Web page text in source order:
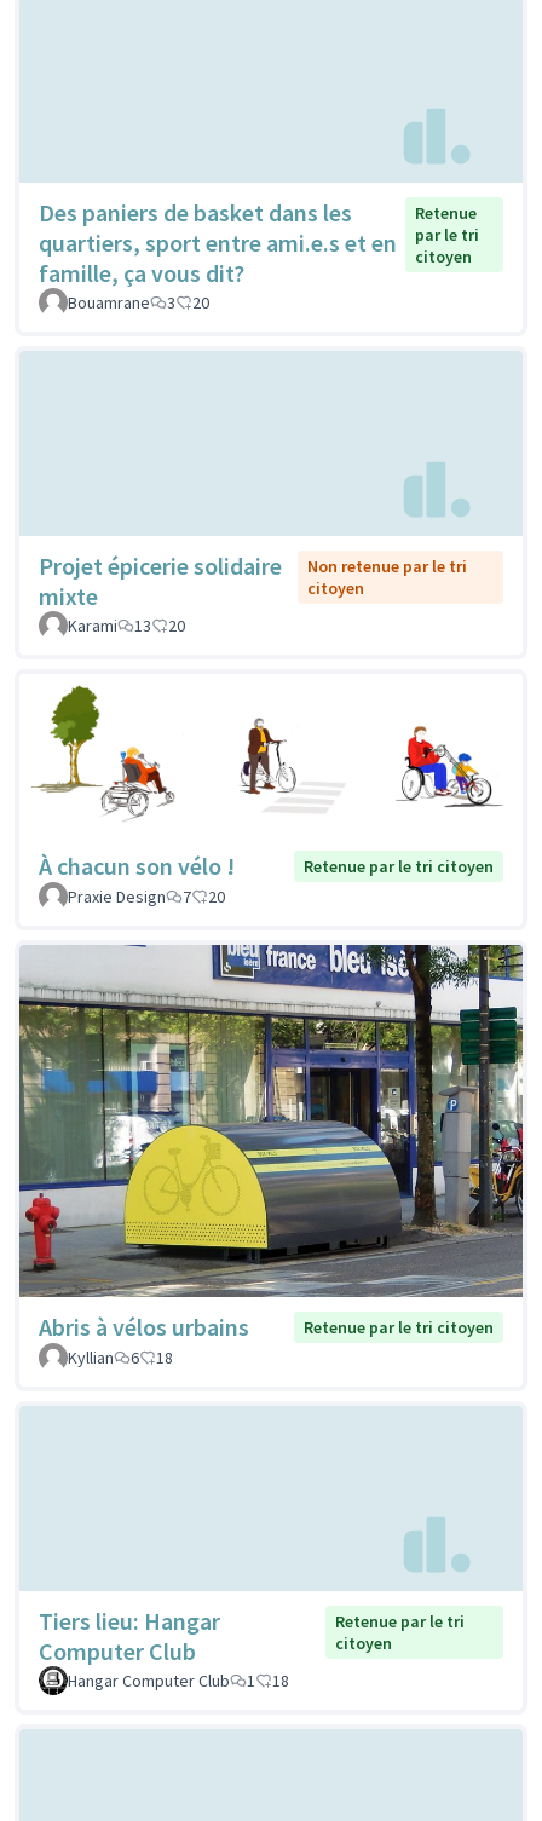
Des paniers de basket dans les
quartiers, sport entre ami.e.s et en
famille, ça vous dit?
Retenue
par le tri
citoyen
Bouamrane 3 20
Projet épicerie solidaire
mixte
Non retenue par le tri
citoyen
Karami
13 20
À chacun son vélo !
Retenue par le tri citoyen
Praxie Design
7 20
Abris à vélos urbains
Retenue par le tri citoyen
Kyllian
6 18
Tiers lieu: Hangar
Computer Club
Retenue par le tri
citoyen
Hangar Computer Club
1 18